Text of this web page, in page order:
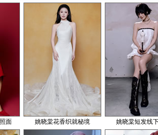
面 姚晓棠花香织就秘境 姚晓棠短发线